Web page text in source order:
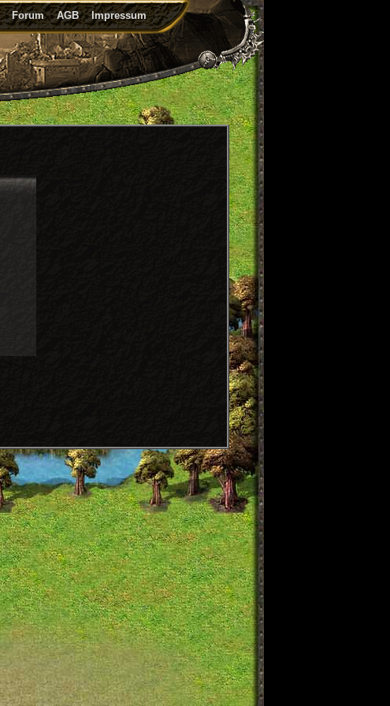
Forum AGB Impressum